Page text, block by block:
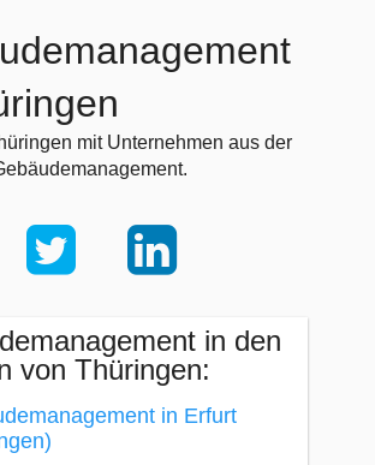
mit Unternehmen aus der
in den
von Thüringen:
in Erfurt